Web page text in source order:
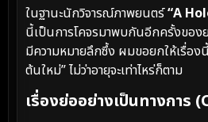
ในฐานะนักวิจารณ์ภาพยนตร์“A
นี้เป็นการโคจรมาพบกันอีกครั้งของ
มีความหมายลึกซึ้ง ผมขอยกให้เรื่อง
ต้นใหม่” ไม่ว่าอายุจะเท่าไหร่ก็ตาม
เรื่องย่ออย่างเป็นทางกา